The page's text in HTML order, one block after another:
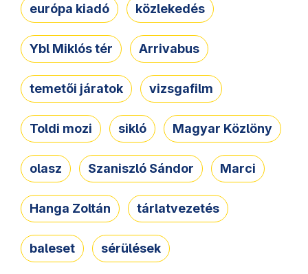
európa kiadó közlekedés
Ybl Miklós tér Arrivabus
temetői járatok vizsgafilm
Toldi mozi sikló Magyar Közlöny
olasz Szaniszló Sándor Marci
Hanga Zoltán tárlatvezetés
baleset sérülések